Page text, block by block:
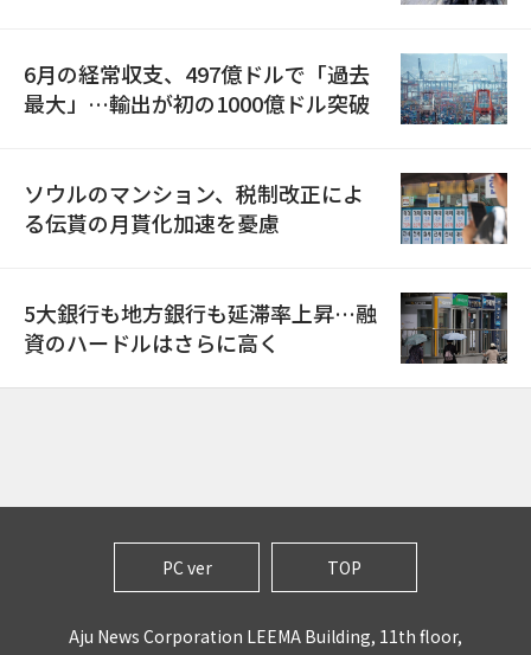
6月の経常収支、497億ドルで「過去
最大」…輸出が初の1000億ドル突破
ソウルのマンション、税制改正によ
る伝貰の月貰化加速を憂慮
5大銀行も地方銀行も延滞率上昇…融
資のハードルはさらに高く
PC ver TOP
Aju News Corporation LEEMA Building, 11th floor,